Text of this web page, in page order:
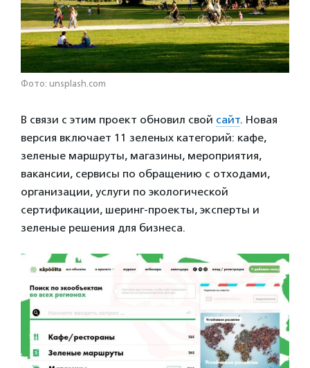
Фото: unsplash.com
В связи с этим проект обновил свой сайт. Новая
версия включает 11 зеленых категорий: кафе,
зеленые маршруты, магазины, мероприятия,
вакансии, сервисы по обращению с отходами,
организации, услуги по экологической
сертификации, шеринг-проекты, эксперты и
зеленые решения для бизнеса.